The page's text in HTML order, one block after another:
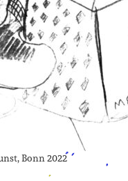
Bonn 2022